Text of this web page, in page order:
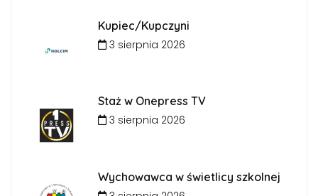
Kupiec/Kupczyni
3 sierpnia 2026
Staż w Onepress TV
3 sierpnia 2026
Wychowawca w świetlicy szkolnej